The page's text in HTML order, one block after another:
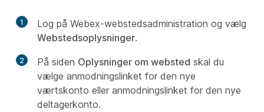
1
Log på Webex-webstedsadministration og vælg
Webstedsoplysninger.
2 På siden Oplysninger om websted skal du
vælge anmodningslinket for den nye
værtskonto eller anmodningslinket for den nye
deltagerkonto.